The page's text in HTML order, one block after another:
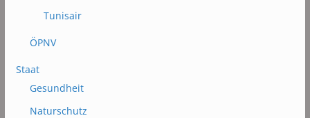
Tunisair
ÖPNV
Staat
Gesundheit
Naturschutz